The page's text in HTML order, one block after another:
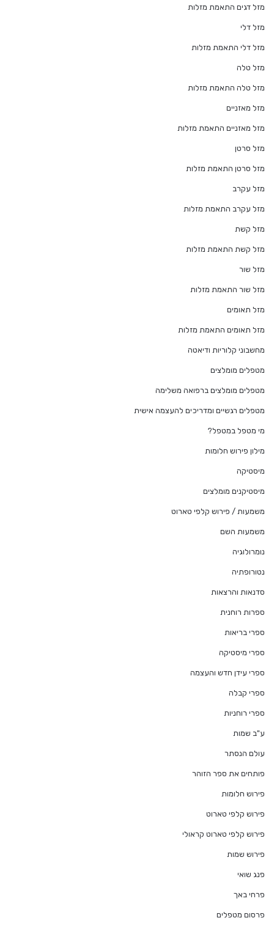
מזל דגים התאמת מזלות
מזל דלי
מזל דלי התאמת מזלות
מזל טלה
מזל טלה התאמת מזלות
מזל מאזניים
מזל מאזניים התאמת מזלות
מזל סרטן
מזל סרטן התאמת מזלות
מזל עקרב
מזל עקרב התאמת מזלות
מזל קשת
מזל קשת התאמת מזלות
מזל שור
מזל שור התאמת מזלות
מזל תאומים
מזל תאומים התאמת מזלות
מחשבוני קלוריות ודיאטה
מטפלים מומלצים
מטפלים מומלצים ברפואה משלימה
מטפלים רגשיים ומדריכים להעצמה אישית
מי מטפל במטפל?
מילון פירוש חלומות
מיסטיקה
מיסטיקנים מומלצים
משמעות / פירוש קלפי טארוט
משמעות השם
נומרולוגיה
נטורופתיה
סדנאות והרצאות
ספרות רוחנית
ספרי בריאות
ספרי מיסטיקה
ספרי עידן חדש והעצמה
ספרי קבלה
ספרי רוחניות
ע"ב שמות
עולם הנסתר
פותחים את ספר הזוהר
פירוש חלומות
פירוש קלפי טארוט
פירוש קלפי טארוט קראולי
פירוש שמות
פנג שואי
פרחי באך
פרסום מטפלים